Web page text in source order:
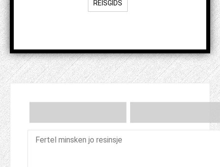
REISGIDS